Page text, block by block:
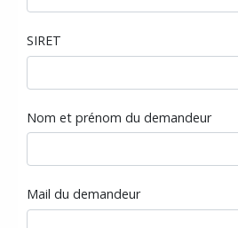
SIRET
Nom et prénom du demandeur
Mail du demandeur